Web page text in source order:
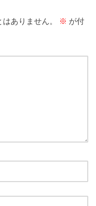
ありません。 ※ が付